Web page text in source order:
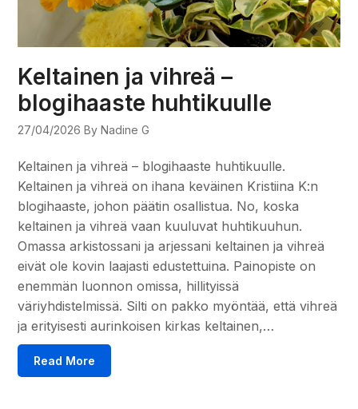
Keltainen ja vihreä –
blogihaaste huhtikuulle
27/04/2026 By Nadine G
Keltainen ja vihreä – blogihaaste huhtikuulle.
Keltainen ja vihreä on ihana keväinen Kristiina K:n
blogihaaste, johon päätin osallistua. No, koska
keltainen ja vihreä vaan kuuluvat huhtikuuhun.
Omassa arkistossani ja arjessani keltainen ja vihreä
eivät ole kovin laajasti edustettuina. Painopiste on
enemmän luonnon omissa, hillityissä
väriyhdistelmissä. Silti on pakko myöntää, että vihreä
ja erityisesti aurinkoisen kirkas keltainen,…
Read More